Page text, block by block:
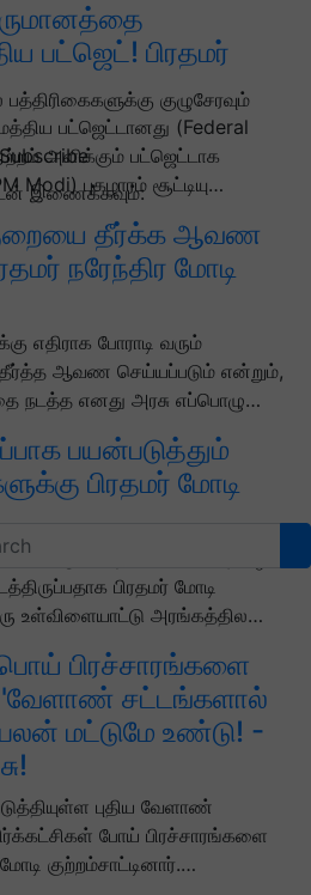
குழுசேரவும்
இணைக்கவும்:
பட்ஜெட்! பிரதமர்
பட்ஜெட்டானது (Federal
அளிக்கும் பட்ஜெட்டாக
Modi) புகழாரம் சூட்டியு…
தீர்க்க ஆவண
நரேந்திர மோடி
எதிராக போராடி வரும்
ஆவண செய்யப்படும் என்றும்,
நடத்த எனது அரசு எப்பொழு…
பயன்படுத்தும்
பிரதமர் மோடி
grain production) தமிழக
பிரதமர் மோடி
உள்விளையாட்டு அரங்கத்தில…
பிரச்சாரங்களை
சட்டங்களால்
மட்டுமே உண்டு! -
புதிய வேளாண்
போய் பிரச்சாரங்களை
குற்றம்சாட்டினார்.…